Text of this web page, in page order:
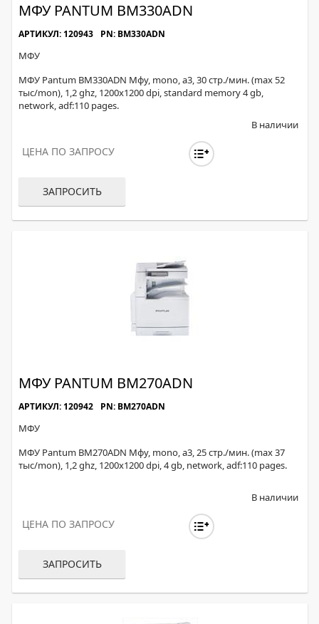
МФУ PANTUM BM330ADN
АРТИКУЛ: 120943 PN: BM330ADN
МФУ
МФУ Pantum BM330ADN Мфу, mono, а3, 30 стр./мин. (max 52
тыс/mon), 1,2 ghz, 1200х1200 dpi, standard memory 4 gb,
network, adf:110 pages.
В наличии
ЦЕНА ПО ЗАПРОСУ
ЗАПРОСИТЬ
МФУ PANTUM BM270ADN
АРТИКУЛ: 120942 PN: BM270ADN
МФУ
МФУ Pantum BM270ADN Мфу, mono, а3, 25 стр./мин. (max 37
тыс/mon), 1,2 ghz, 1200х1200 dpi, 4 gb, network, adf:110 pages.
В наличии
ЦЕНА ПО ЗАПРОСУ
ЗАПРОСИТЬ